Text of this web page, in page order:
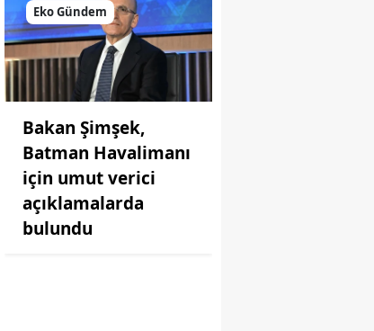
Eko Gündem
Bakan Şimşek,
Batman Havalimanı
için umut verici
açıklamalarda
bulundu